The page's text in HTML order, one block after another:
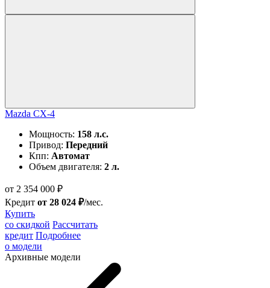
Mazda CX-4
Мощность: 158 л.с.
Привод: Передний
Кпп: Автомат
Объем двигателя: 2 л.
от 2 354 000 ₽
Кредит от 28 024 ₽/мес.
Купить
со скидкой Рассчитать
кредит Подробнее
о модели
Архивные модели